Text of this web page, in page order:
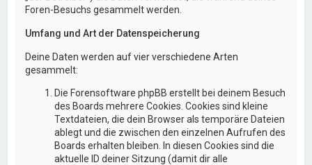
Foren-Besuchs gesammelt werden.
Umfang und Art der Datenspeicherung
Deine Daten werden auf vier verschiedene Arten
gesammelt:
Die Forensoftware phpBB erstellt bei deinem Besuch
des Boards mehrere Cookies. Cookies sind kleine
Textdateien, die dein Browser als temporäre Dateien
ablegt und die zwischen den einzelnen Aufrufen des
Boards erhalten bleiben. In diesen Cookies sind die
aktuelle ID deiner Sitzung (damit dir alle